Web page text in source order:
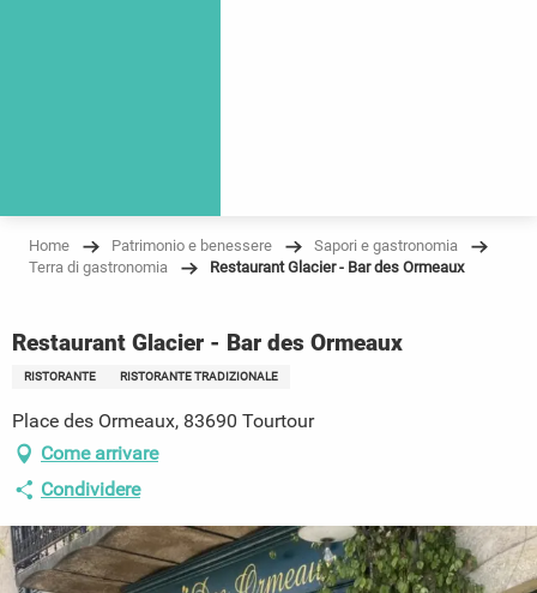
Home Patrimonio e benessere
Sapori e gastronomia
Terra di gastronomia
Restaurant Glacier - Bar des Ormeaux
Restaurant Glacier - Bar des Ormeaux
RISTORANTE RISTORANTE TRADIZIONALE
Place des Ormeaux, 83690 Tourtour
Come arrivare
Condividere